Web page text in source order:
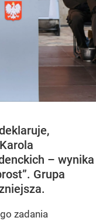
– wynika
Grupa
zadania